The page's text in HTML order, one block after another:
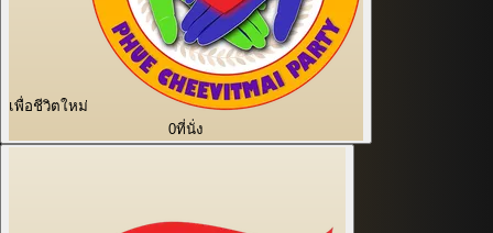
เพื่อชีวิตใหม่
0ที่นั่ง